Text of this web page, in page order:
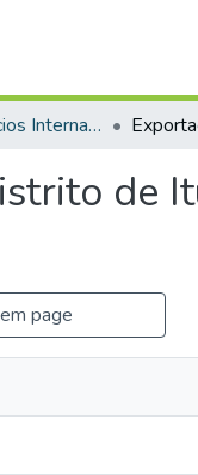
E.P. Ad. y Negocios Internacionales
de
page